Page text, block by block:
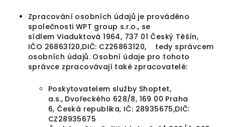
Zpracování osobních údajů je prováděno
společnosti WPT group s.r.o., se
sídlem Viaduktová 1964, 737 01 Český Těšín,
IČO 26863120,DIČ: CZ26863120,
tedy správcem
osobních údajů. Osobní údaje pro tohoto
správce zpracovávají také zpracovatelé:
Poskytovatelem služby Shoptet,
a.s., Dvořeckého 628/8, 169 00 Praha
6, Česká republika, IČ: 28935675,DIČ:
CZ28935675